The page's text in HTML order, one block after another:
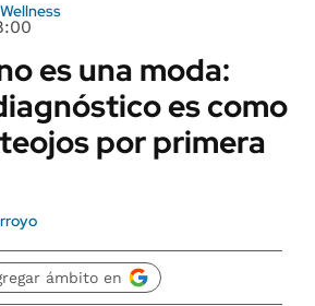
Wellness
es una moda:
es como
por primera
ámbito en